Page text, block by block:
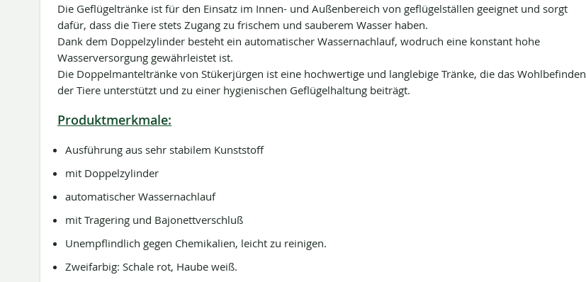
Die Geflügeltränke ist für den Einsatz im Innen- und Außenbereich von geflügelställen geeignet und sorgt
dafür, dass die Tiere stets Zugang zu frischem und sauberem Wasser haben.
Dank dem Doppelzylinder besteht ein automatischer Wassernachlauf, wodruch eine konstant hohe
Wasserversorgung gewährleistet ist.
Die Doppelmanteltränke von Stükerjürgen ist eine hochwertige und langlebige Tränke, die das Wohlbefinden
der Tiere unterstützt und zu einer hygienischen Geflügelhaltung beiträgt.
Produktmerkmale:
Ausführung aus sehr stabilem Kunststoff
mit Doppelzylinder
automatischer Wassernachlauf
mit Tragering und Bajonettverschluß
Unempflindlich gegen Chemikalien, leicht zu reinigen.
Zweifarbig: Schale rot, Haube weiß.